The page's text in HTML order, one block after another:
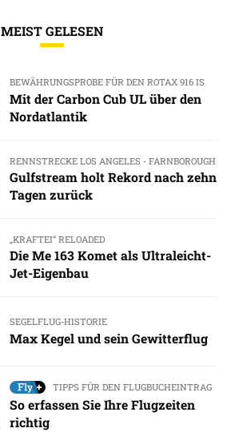
MEIST GELESEN
BEWÄHRUNGSPROBE FÜR DEN ROTAX 916 IS
Mit der Carbon Cub UL über den
Nordatlantik
RENNSTRECKE LOS ANGELES - FARNBOROUGH
Gulfstream holt Rekord nach zehn
Tagen zurück
„KRAFTEI“ RELOADED
Die Me 163 Komet als Ultraleicht-
Jet-Eigenbau
SEGELFLUG-HISTORIE
Max Kegel und sein Gewitterflug
TIPPS FÜR DEN FLUGBUCHEINTRAG
So erfassen Sie Ihre Flugzeiten
richtig